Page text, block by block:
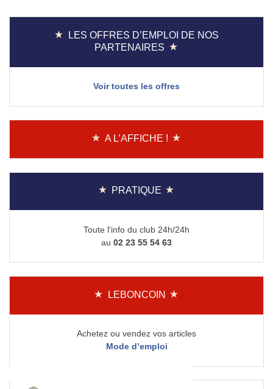
l’article
LES OFFRES D’EMPLOI DE NOS
PARTENAIRES
Voir toutes les offres
A L’AFFICHE !
PRATIQUE
Toute l'info du club 24h/24h
au 02 23 55 54 63
LEBONCOIN
Achetez ou vendez vos articles
Mode d’emploi